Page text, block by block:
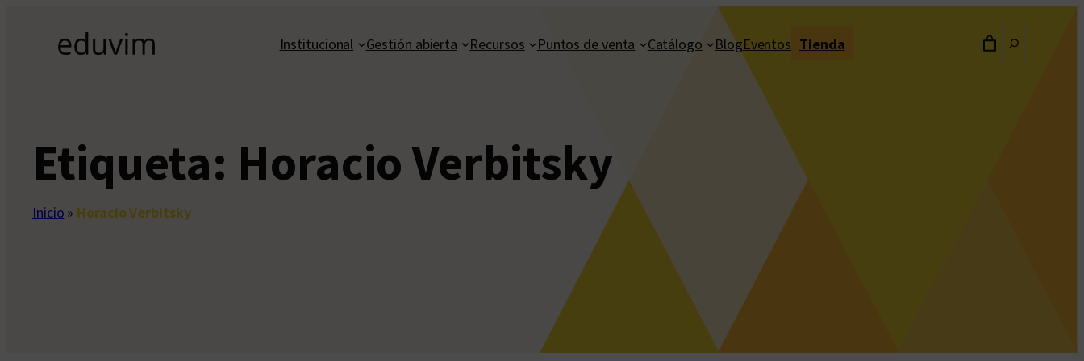
contenido
Institucional Gestión abierta Recursos Puntos de venta Catálogo BlogEventos Tienda
Etiqueta: Horacio Verbitsky
Inicio » Horacio Verbitsky